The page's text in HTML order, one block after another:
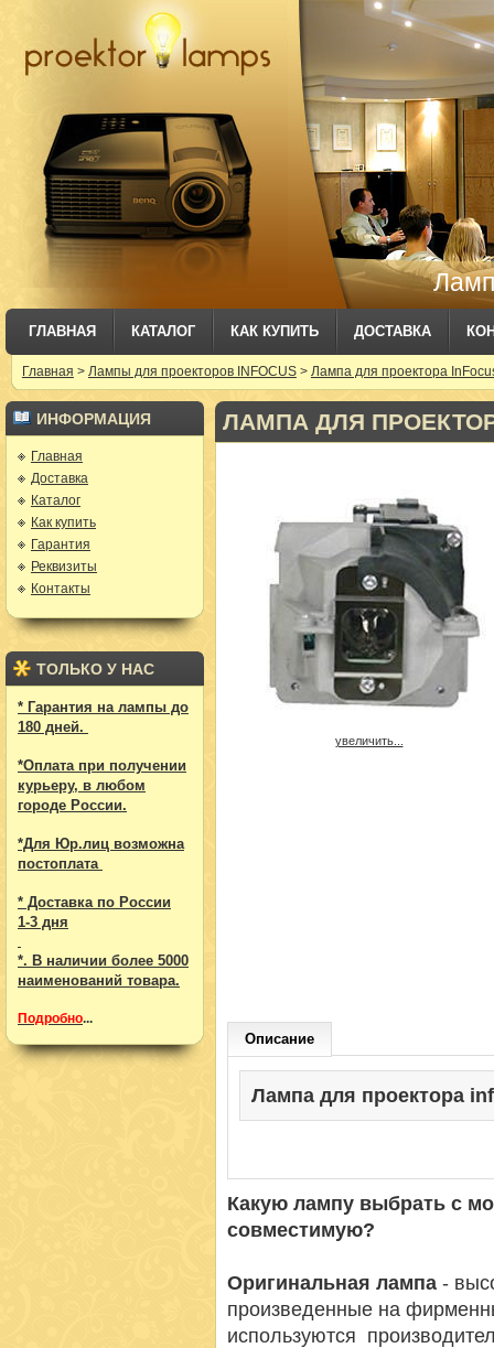
ГЛАВНАЯ КАТАЛОГ КАК КУПИТЬ ДОСТАВКА
Главная > Лампы для проекторов INFOCUS> Лампа для проектора
ИНФОРМАЦИЯ
Главная
Доставка
Каталог
Как купить
Гарантия
Реквизиты
Контакты
ТОЛЬКО У НАС
* Гарантия на лампы до
180 дней.
*Оплата при получении
курьеру, в любом
городе России.
*Для Юр.лиц возможна
постоплата
* Доставка по России
1-3 дня
*. В наличии более 5000
наименований товара.
Подробно...
ЛАМПА ДЛЯ ПРОЕКТОРА
увеличить...
Описание
Лампа для проектора
Какую лампу выбрать с
совместимую?
Оригинальная лампа -
произведенные на
используются